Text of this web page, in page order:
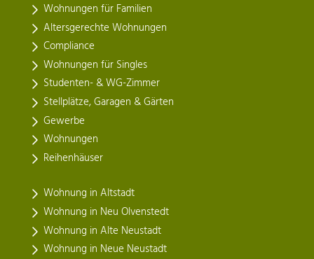
Wohnungen für Familien
Altersgerechte Wohnungen
Compliance
Wohnungen für Singles
Studenten- & WG-Zimmer
Stellplätze, Garagen & Gärten
Gewerbe
Wohnungen
Reihenhäuser
Wohnung in Altstadt
Wohnung in Neu Olvenstedt
Wohnung in Alte Neustadt
Wohnung in Neue Neustadt